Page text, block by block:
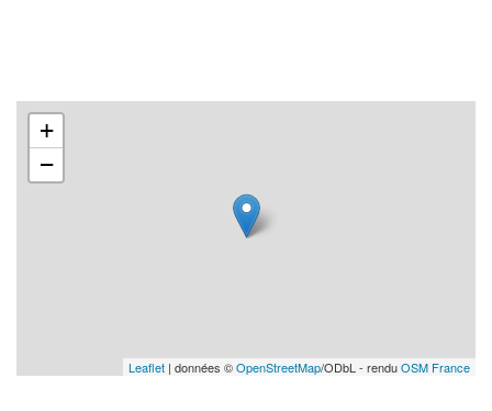
+
−
Leaflet | données ©OpenStreetMap/ODbL - renduOSM France